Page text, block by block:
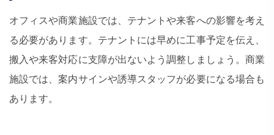
オフィスや商業施設では、テナントや来客への影響を考え
る必要があります。テナントには早めに工事予定を伝え、
搬入や来客対応に支障が出ないよう調整しましょう。商業
施設では、案内サインや誘導スタッフが必要になる場合も
あります。